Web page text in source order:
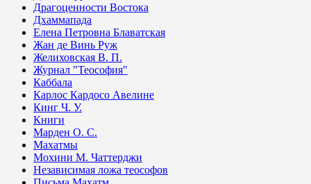
Драгоценности Востока
Дхаммапада
Елена Петровна Блаватская
Жан де Винь Руж
Желиховская В. П.
Журнал "Теософия"
Каббала
Карлос Кардосо Авелине
Кинг Ч. У.
Книги
Марден О. С.
Махатмы
Мохини М. Чаттерджи
Независимая ложа теософов